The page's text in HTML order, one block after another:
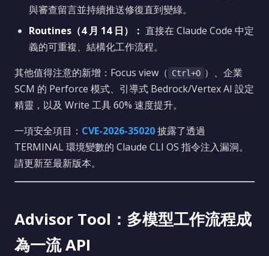
與審查留言並持續推送修復直到變綠。
Routines（4 月 14 日）： 直接在 Claude Code 中定
義的可重複、結構化工作流程。
其他值得注意的新增：Focus view（ Ctrl+O ）、企業
SCM 的 Perforce 模式、引導式 Bedrock/Vertex AI 設定
精靈，以及 Write 工具 60% 速度提升。
一項安全項目： CVE-2026-35020披露了透過
TERMINAL 環境變數的 Claude CLI OS 指令注入漏洞。
請更新至最新版本。
Advisor Tool：多模型工作流程成
為一流 API